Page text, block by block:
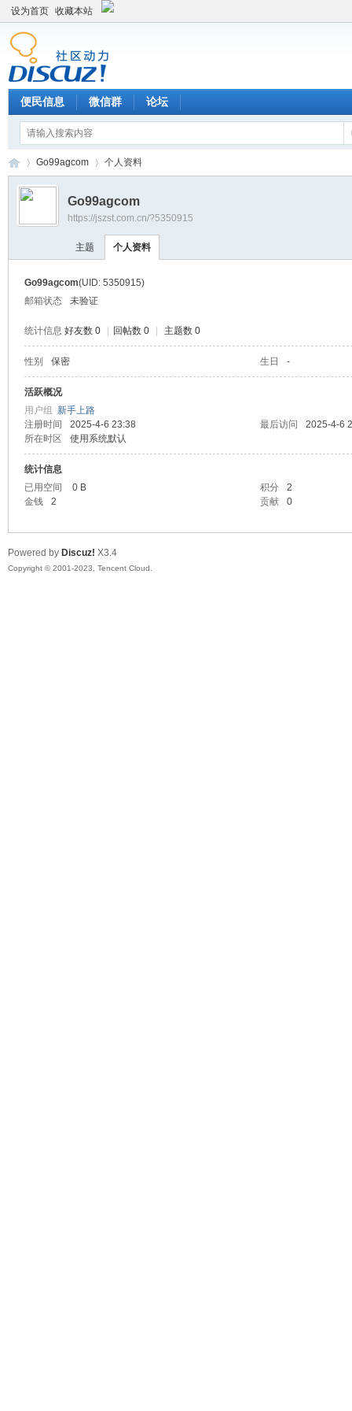
设为首页 收藏本站
便民信息 微信群 论坛
›
Go99agcom 个人资料
Go99agcom
https://jszst.com.cn/?5350915
主题 个人资料
Go99agcom(UID: 5350915)
邮箱状态
未验证
统计信息 好友数 0 回帖数 0 主题数 0
性别 保密 生日 -
活跃概况
用户组 新手上路
注册时间
2025-4-6 23:38 最后访问
2025-4-6
所在时区
使用系统默认
统计信息
已用空间
0 B 积分
2
金钱
2 贡献 0
Powered by Discuz! X3.4
Copyright © 2001-2023, Tencent Cloud.